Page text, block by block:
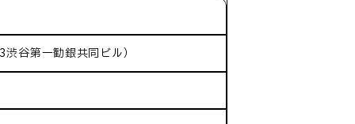
谷第一勧銀共同ビル）